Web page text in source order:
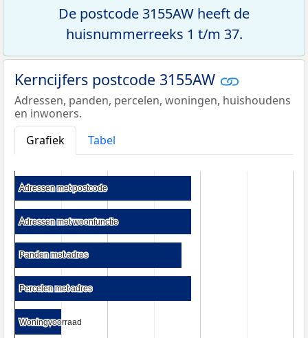
De postcode 3155AW heeft de
huisnummerreeks 1 t/m 37.
Kerncijfers postcode 3155AW
Adressen, panden, percelen, woningen, huishoudens
en inwoners.
Grafiek
Tabel
Adressen met postcode
Adressen met postcode
Adressen met woonfunctie
Adressen met woonfunctie
Panden met adres
Panden met adres
Percelen met adres
Percelen met adres
Woningvoorraad
Woningvoorraad